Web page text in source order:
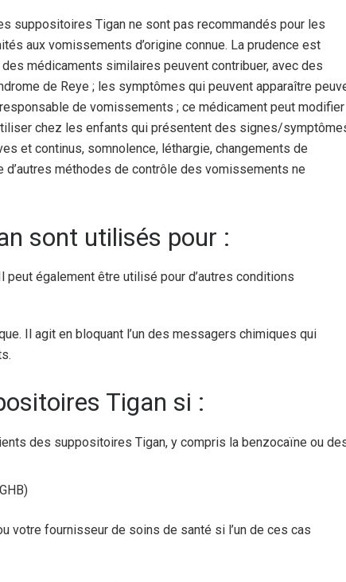
suppositoires Tigan ne sont pas recommandés pour les
aux vomissements d’origine connue. La prudence est
médicaments similaires peuvent contribuer, avec des
de Reye ; les symptômes qui peuvent apparaître
de vomissements ; ce médicament peut modifier
chez les enfants qui présentent des signes/
et continus, somnolence, léthargie, changements de
méthodes de contrôle des vomissements ne
sont utilisés pour :
également être utilisé pour d’autres conditions
Il agit en bloquant l’un des messagers chimiques qui
Tigan si :
des suppositoires Tigan, y compris la benzocaïne ou
votre fournisseur de soins de santé si l’un de ces cas